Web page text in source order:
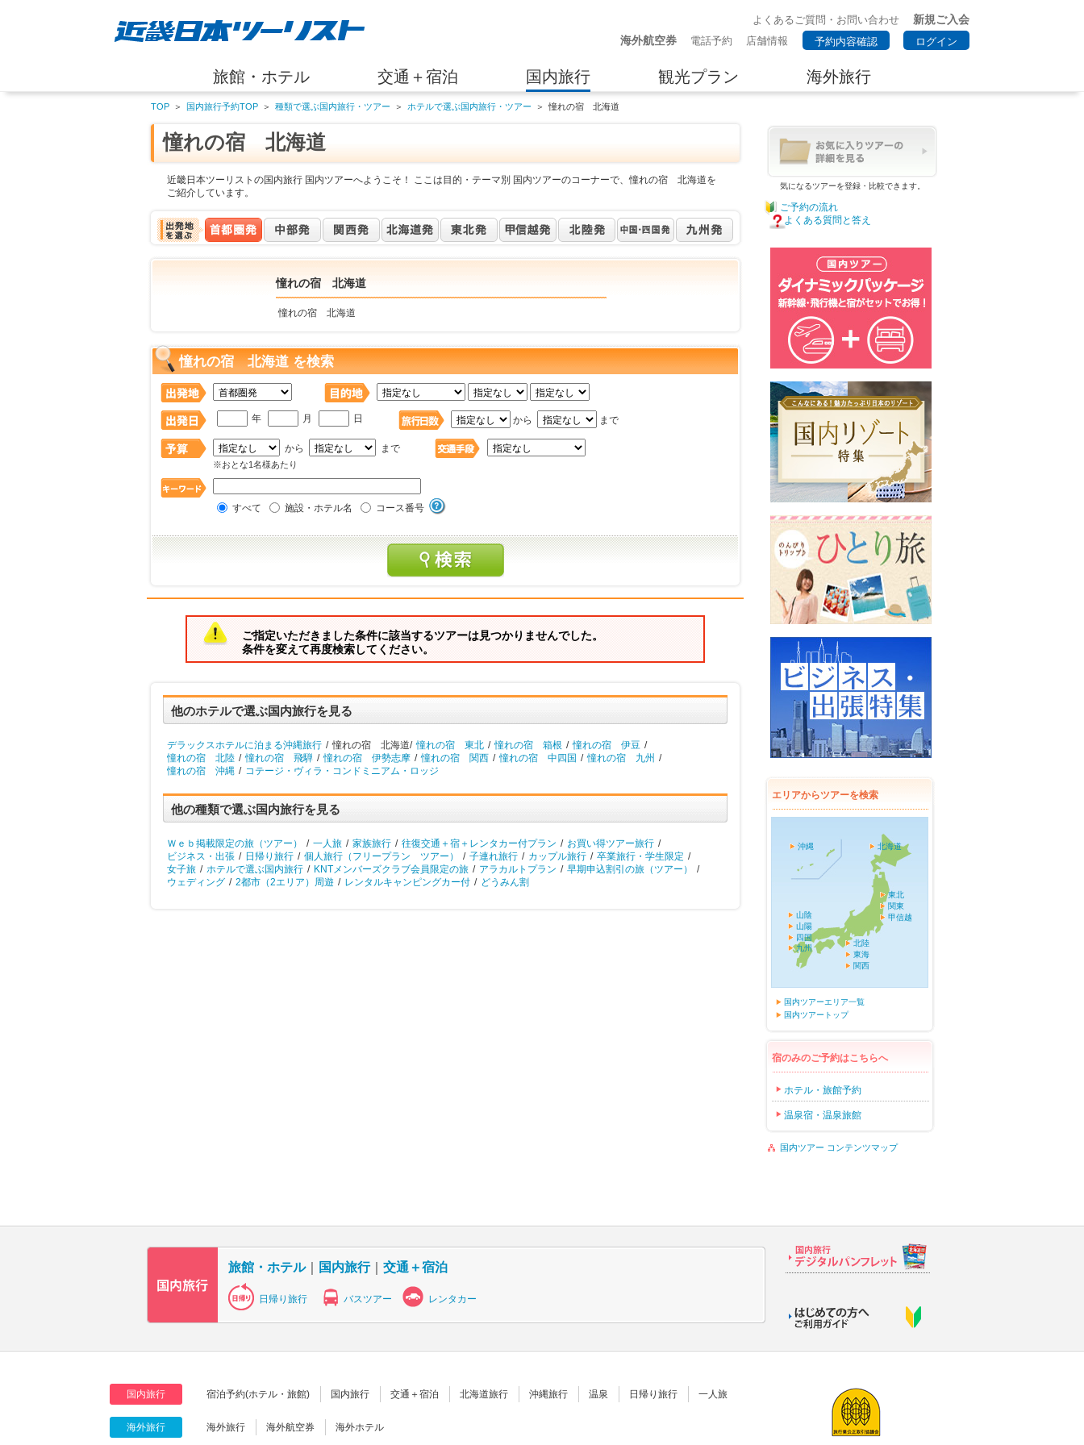
よくあるご質問・お問い合わせ
新規ご入会
海外航空券
電話予約 店舗情報 予約内容確認 ログイン
旅館・ホテル 交通＋宿泊 国内旅行 観光プラン 海外旅行
TOP ＞ 国内旅行予約TOP ＞ 種類で選ぶ国内旅行・ツアー ＞ ホテルで選ぶ国内旅行・ツアー ＞ 憧れの宿 北海道
憧れの宿 北海道
近畿日本ツーリストの国内旅行 国内ツアーへようこそ！ ここは目的・テーマ別 国内ツアーのコーナーで、憧れの宿 北海道を
ご紹介しています。
憧れの宿 北海道
憧れの宿 北海道
憧れの宿 北海道 を検索
年 月 日 から まで
から まで
※おとな1名様あたり
すべて 施設・ホテル名 コース番号
ご指定いただきました条件に該当するツアーは見つかりませんでした。
条件を変えて再度検索してください。
他のホテルで選ぶ国内旅行を見る
デラックスホテルに泊まる沖縄旅行 / 憧れの宿 北海道/ 憧れの宿 東北 / 憧れの宿 箱根 / 憧れの宿 伊豆 /
憧れの宿 北陸 / 憧れの宿 飛騨 / 憧れの宿 伊勢志摩 / 憧れの宿 関西 / 憧れの宿 中四国 / 憧れの宿 九州 /
憧れの宿 沖縄 / コテージ・ヴィラ・コンドミニアム・ロッジ
他の種類で選ぶ国内旅行を見る
Ｗｅｂ掲載限定の旅（ツアー） / 一人旅 / 家族旅行 / 往復交通＋宿＋レンタカー付プラン / お買い得ツアー旅行 /
ビジネス・出張 / 日帰り旅行 / 個人旅行（フリープラン ツアー） / 子連れ旅行 / カップル旅行 / 卒業旅行・学生限定 /
女子旅 / ホテルで選ぶ国内旅行 / KNTメンバーズクラブ会員限定の旅 / アラカルトプラン / 早期申込割引の旅（ツアー）
/
ウェディング / 2都市（2エリア）周遊 / レンタルキャンピングカー付 / どうみん割
気になるツアーを登録・比較できます。
ご予約の流れ
よくある質問と答え
エリアからツアーを検索
北海道
東北
関東
甲信越
北陸
東海
関西
山陰
山陽
四国
九州
沖縄
国内ツアーエリア一覧
国内ツアートップ
宿のみのご予約はこちらへ
ホテル・旅館予約
温泉宿・温泉旅館
国内ツアー コンテンツマップ
旅館・ホテル｜ 国内旅行｜ 交通＋宿泊
日帰り旅行 バスツアー レンタカー
国内旅行 宿泊予約(ホテル・旅館) 国内旅行 交通＋宿泊 北海道旅行 沖縄旅行 温泉 日帰り旅行 一人旅
海外旅行 海外旅行 海外航空券 海外ホテル